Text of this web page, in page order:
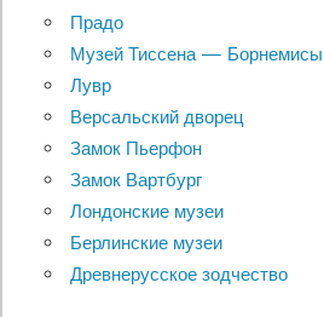
Прадо
Музей Тиссена — Борнемисы
Лувр
Версальский дворец
Замок Пьерфон
Замок Вартбург
Лондонские музеи
Берлинские музеи
Древнерусское зодчество